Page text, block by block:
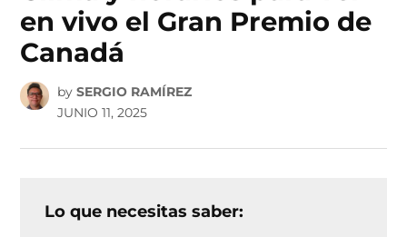
en vivo el Gran Premio de
Canadá
by SERGIO RAMÍREZ
JUNIO 11, 2025
Lo que necesitas saber: